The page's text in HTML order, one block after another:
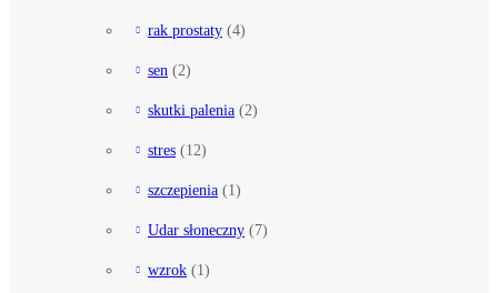
rak prostaty (4)
sen (2)
skutki palenia (2)
stres (12)
szczepienia (1)
Udar słoneczny (7)
wzrok (1)